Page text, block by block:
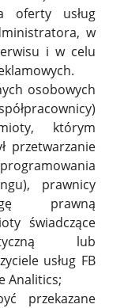
oferty usług
w
i w celu
osobowych
którym
przetwarzanie
prawnicy
prawną
świadczące
lub
usług FB
Analitics;
przekazane